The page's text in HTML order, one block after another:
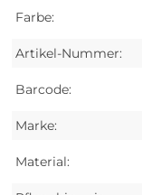
Farbe:
Artikel-Nummer:
Barcode:
Marke:
Material: